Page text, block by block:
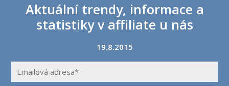
Aktuální trendy, informace a
statistiky v affiliate u nás
19.8.2015